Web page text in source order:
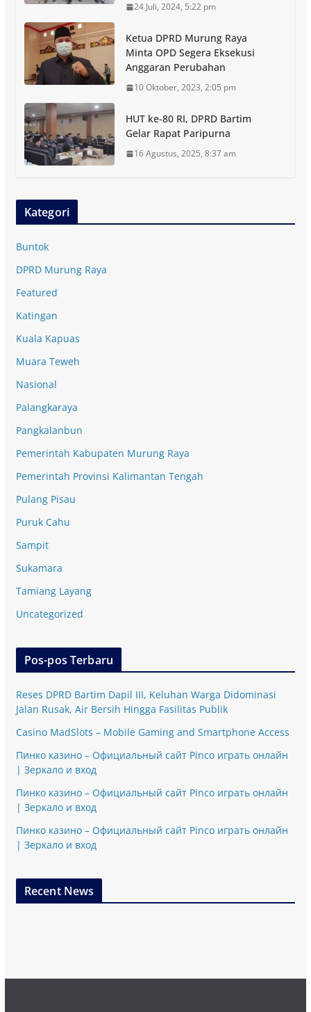
24 Juli, 2024, 5:22 pm
Ketua DPRD Murung Raya
Minta OPD Segera Eksekusi
Anggaran Perubahan
10 Oktober, 2023, 2:05 pm
HUT ke-80 RI, DPRD Bartim
Gelar Rapat Paripurna
16 Agustus, 2025, 8:37 am
Kategori
Buntok
DPRD Murung Raya
Featured
Katingan
Kuala Kapuas
Muara Teweh
Nasional
Palangkaraya
Pangkalanbun
Pemerintah Kabupaten Murung Raya
Pemerintah Provinsi Kalimantan Tengah
Pulang Pisau
Puruk Cahu
Sampit
Sukamara
Tamiang Layang
Uncategorized
Pos-pos Terbaru
Reses DPRD Bartim Dapil III, Keluhan Warga Didominasi
Jalan Rusak, Air Bersih Hingga Fasilitas Publik
Casino MadSlots – Mobile Gaming and Smartphone Access
Пинко казино – Официальный сайт Pinco играть онлайн
| Зеркало и вход
Пинко казино – Официальный сайт Pinco играть онлайн
| Зеркало и вход
Пинко казино – Официальный сайт Pinco играть онлайн
| Зеркало и вход
Recent News